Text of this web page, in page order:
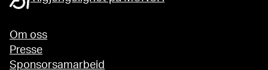
Om oss
Presse
Sponsorsamarbeid